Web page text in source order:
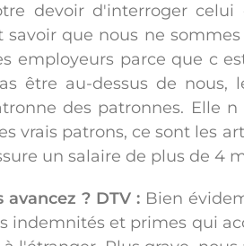
devoir d'interroger
que nous ne
employeurs parce que c
être au-dessus de nous,
des patronnes. Elle
vrais patrons, ce sont les
un salaire de plus de 4
avancez ? DTV : Bien
indemnités et primes qui